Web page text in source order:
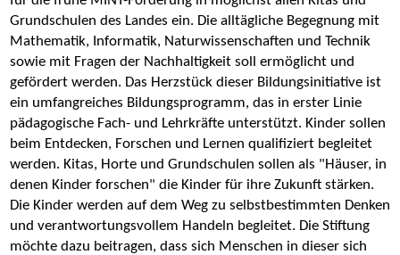
Grundschulen des Landes ein. Die alltägliche Begegnung mit
Mathematik, Informatik, Naturwissenschaften und Technik
sowie mit Fragen der Nachhaltigkeit soll ermöglicht und
gefördert werden. Das Herzstück dieser Bildungsinitiative ist
ein umfangreiches Bildungsprogramm, das in erster Linie
pädagogische Fach- und Lehrkräfte unterstützt. Kinder sollen
beim Entdecken, Forschen und Lernen qualifiziert begleitet
werden. Kitas, Horte und Grundschulen sollen als "Häuser, in
denen Kinder forschen" die Kinder für ihre Zukunft stärken.
Die Kinder werden auf dem Weg zu selbstbestimmten Denken
und verantwortungsvollem Handeln begleitet. Die Stiftung
möchte dazu beitragen, dass sich Menschen in dieser sich